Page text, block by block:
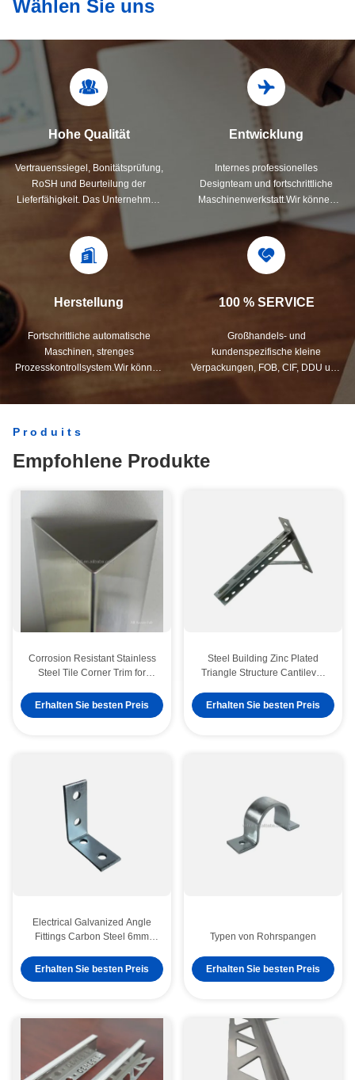
Wählen Sie uns
Hohe Qualität
Vertrauenssiegel, Bonitätsprüfung,
RoSH und Beurteilung der
Lieferfähigkeit. Das Unternehmen
professionelles Testlabor.
Entwicklung
Internes professionelles
Designteam und fortschrittliche
Maschinenwerkstatt.Wir können
bei der Entwicklung der von Ihnen
benötigten Produkte
zusammenarbeiten.
Herstellung
Fortschrittliche automatische
Maschinen, strenges
Prozesskontrollsystem.Wir können
100 % SERVICE
Großhandels- und
kundenspezifische kleine
Verpackungen, FOB, CIF, DDU und
DDP. Lassen Sie uns Ihnen helfen,
Produits
Empfohlene Produkte
Corrosion Resistant Stainless
Steel Tile Corner Trim for
Erhalten Sie besten Preis
Steel Building Zinc Plated
Triangle Structure Cantilever
Erhalten Sie besten Preis
Electrical Galvanized Angle
Fittings Carbon Steel 6mm
Erhalten Sie besten Preis
Typen von Rohrspangen
Erhalten Sie besten Preis